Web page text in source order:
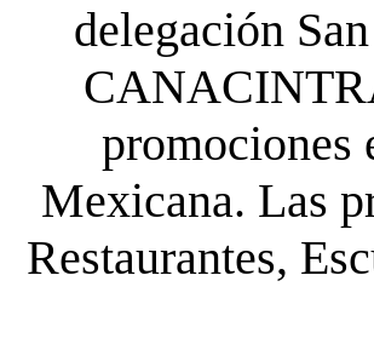
delegación
promociones
Mexicana. Las
Restaurantes,